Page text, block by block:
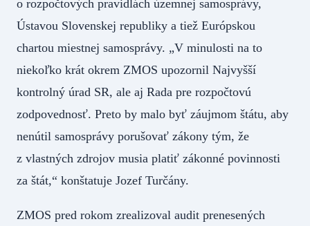
o rozpočtových pravidlách územnej samosprávy,
Ústavou Slovenskej republiky a tiež Európskou
chartou miestnej samosprávy. „V minulosti na to
niekoľko krát okrem ZMOS upozornil Najvyšší
kontrolný úrad SR, ale aj Rada pre rozpočtovú
zodpovednosť. Preto by malo byť záujmom štátu, aby
nenútil samosprávy porušovať zákony tým, že
z vlastných zdrojov musia platiť zákonné povinnosti
za štát,“ konštatuje Jozef Turčány.
ZMOS pred rokom zrealizoval audit prenesených